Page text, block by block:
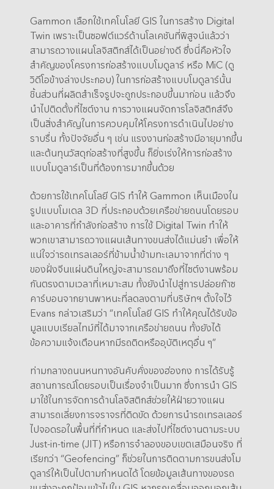
Gammon เลือกใช้เทคโนโลยี GIS ในการสร้าง Digital
Twin เพราะเป็นซอฟต์แวร์ด้านโลเคชันที่พิสูจน์แล้วว่า
สามารถวางแผนโลจิสติกส์ได้เป็นอย่างดี ซึ่งนี่คือหัวใจ
สำคัญของโครงการก่อสร้างแบบโมดูลาร์ หรือ MiC (ดู
วิดีโอข้างล่างประกอบ) ในการก่อสร้างแบบโมดูลาร์นั้น
ชิ้นส่วนที่ผลิตสำเร็จรูปจะถูกประกอบขึ้นมาก่อน แล้วจึง
นำไปติดตั้งที่ไซต์งาน การวางแผนจัดการโลจิสติกส์จึง
เป็นสิ่งสำคัญในการควบคุมให้โครงการดำเนินไปอย่าง
ราบรื่น ทั้งปัจจัยอื่น ๆ เช่น แรงงานก่อสร้างมีอายุมากขึ้น
และต้นทุนวัสดุก่อสร้างที่สูงขึ้น ก็ยิ่งเร่งให้การก่อสร้าง
แบบโมดูลาร์เป็นที่ต้องการมากขึ้นด้วย
ด้วยการใช้เทคโนโลยี GIS ทำให้ Gammon เห็นเมืองใน
รูปแบบโมเดล 3D ที่ประกอบด้วยเครือข่ายถนนโดยรอบ
และอาคารที่กำลังก่อสร้าง การใช้ Digital Twin ทำให้
พวกเขาสามารถวางแผนเส้นทางขนส่งได้แม่นยำ เพื่อให้
แน่ใจว่ารถเทรลเลอร์ที่ข้ามน้ำข้ามทะเลมาจากที่ต่าง ๆ
ของฝั่งจีนแผ่นดินใหญ่จะสามารถมาถึงที่ไซต์งานพร้อม
กันตรงตามเวลาที่เหมาะสม ทั้งยังนำไปสู่การปล่อยก๊าซ
คาร์บอนจากยานพาหนะที่ลดลงตามที่บริษัทฯ ตั้งใจไว้
Evans กล่าวเสริมว่า “เทคโนโลยี GIS ทำให้คุณได้รับข้อ
มูลแบบเรียลไทม์ที่ได้มาจากเครือข่ายถนน ทั้งยังได้
ข้อความแจ้งเตือนหากมีรถติดหรืออุบัติเหตุอื่น ๆ”
ท่ามกลางถนนหนทางอันคับคั่งของฮ่องกง การได้รับรู้
สถานการณ์โดยรอบเป็นเรื่องจำเป็นมาก ซึ่งการนำ GIS
มาใช้ในการจัดการด้านโลจิสติกส์ช่วยให้ฝ่ายวางแผน
สามารถเลี่ยงการจราจรที่ติดขัด ด้วยการนำรถเทรลเลอร์
ไปจอดรอในพื้นที่ที่กำหนด และส่งไปที่ไซต์งานตามระบบ
Just-in-time (JIT) หรือการจำลองขอบเขตเสมือนจริง ที่
เรียกว่า “Geofencing” ก็ช่วยในการติดตามการขนส่งโม
ดูลาร์ให้เป็นไปตามกำหนดได้ โดยข้อมูลเส้นทางของรถ